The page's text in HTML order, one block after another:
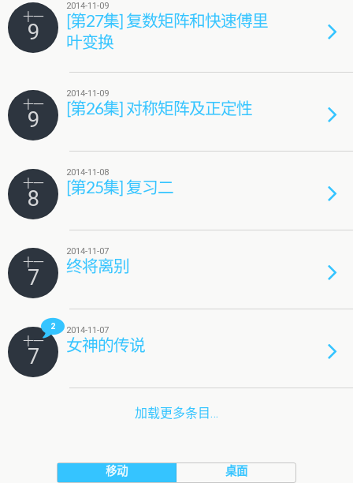
十一
9
2014-11-09
[第27集] 复数矩阵和快速傅里
叶变换
十一
9
2014-11-09
[第26集] 对称矩阵及正定性
十一
8
2014-11-08
[第25集] 复习二
十一
7
2014-11-07
终将离别
2
十一
7
2014-11-07
女神的传说
加载更多条目…
移动 桌面